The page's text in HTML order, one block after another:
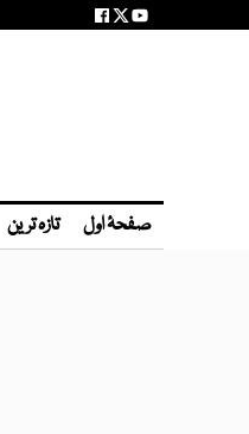
صفحۂ اول تازہ ترین